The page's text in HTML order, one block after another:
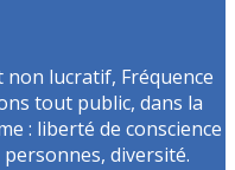
non lucratif, Fréquence
tout public, dans la
: liberté de conscience
diversité.